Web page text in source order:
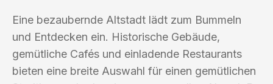
Eine bezaubernde Altstadt lädt zum Bummeln
und Entdecken ein. Historische Gebäude,
gemütliche Cafés und einladende Restaurants
bieten eine breite Auswahl für einen gemütlichen